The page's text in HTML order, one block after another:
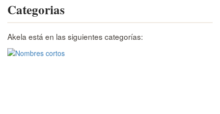
Categorias
Akela está en las siguientes categorías: